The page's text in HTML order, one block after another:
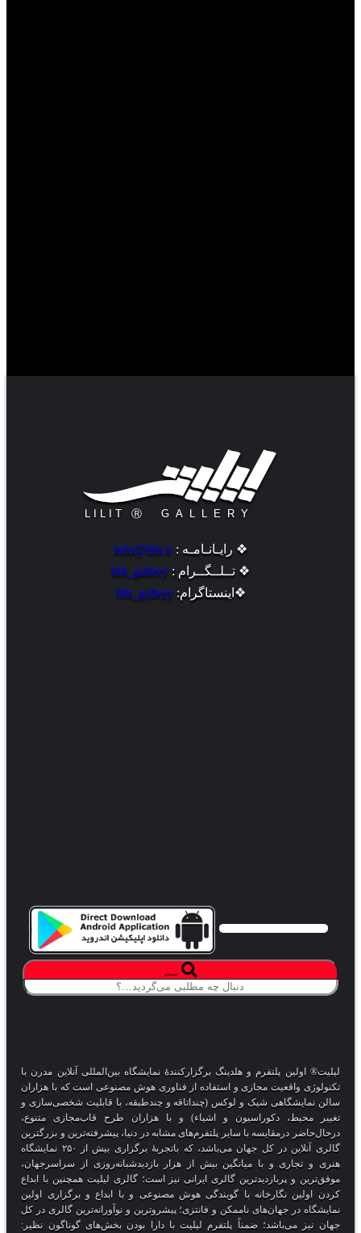
❖ رایـانـامـه : info@lilit.ir
❖ تــلــگــرام : lilit_gallery
❖اینستاگرام: lilit_gallery
جستجو
لیلیت® اولین پلتفرم و هلدینگ برگزارکنندهٔ نمایشگاه بین‌المللی آنلاین مدرن با
تکنولوژی واقعیت مجازی و استفاده از فناوری هوش مصنوعی است که با هزاران
سالن نمایشگاهی شیک و لوکس (چنداتاقه و چندطبقه، با قابلیت شخصی‌سازی و
تغییر محیط، دکوراسیون و اشیاء) و با هزاران طرح قاب‌مجازی متنوع،
درحال‌حاضر درمقایسه با سایر پلتفرم‌های مشابه در دنیا، پیشرفته‌ترین و بزرگترین
گالری آنلاین در کل جهان می‌باشد، که باتجربهٔ برگزاری بیش از ۲۵۰ نمایشگاه
هنری و تجاری و با میانگین بیش از هزار بازدیدشبانه‌روزی از سراسرجهان،
موفق‌ترین و پربازدیدترین گالری ایرانی نیز است؛ گالری لیلیت همچنین با ابداع
کردن اولین نگارخانه با گویندگی هوش مصنوعی و با ابداع و برگزاری اولین
نمایشگاه در جهان‌های ناممکن و فانتزی؛ پیشروترین و نوآورانه‌ترین گالری در کل
جهان نیز می‌باشد؛ ضمناً پلتفرم لیلیت با دارا بودن بخش‌های گوناگون نظیر: